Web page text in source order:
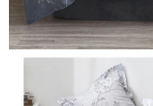
【注意事項】
１．透過由恩沛科技股份
易，需依本服務之必要範
權轉讓予恩沛科技股份有限
２．關於個人資料處理事
https://aftee.tw/terms/
付款後7-11取貨
每筆NT$60，滿
每筆NT$80，滿